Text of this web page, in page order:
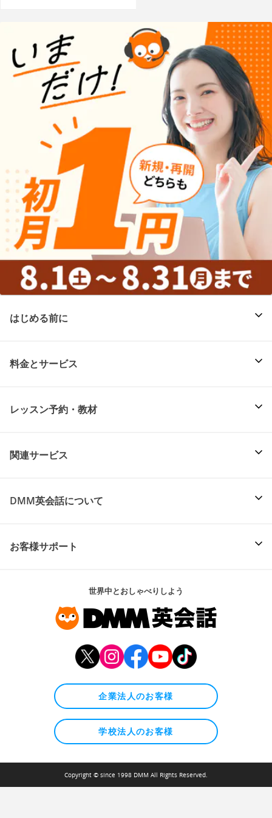
はじめる前に
料金とサービス
レッスン予約・教材
関連サービス
DMM英会話について
お客様サポート
世界中とおしゃべりしよう
企業法人のお客様
学校法人のお客様
Copyright © since 1998 DMM All Rights Reserved.